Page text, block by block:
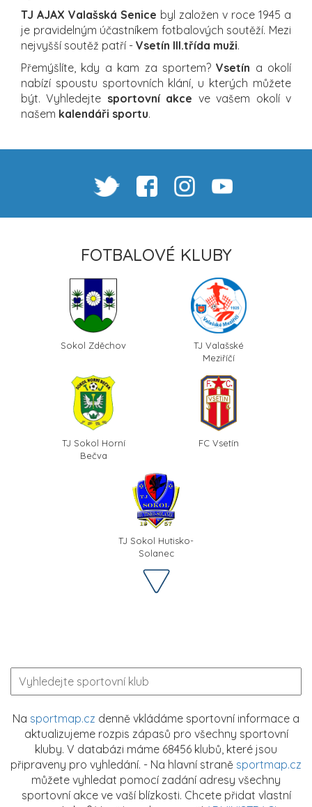
TJ AJAX Valašská Senice byl založen v roce 1945 a
je pravidelným účastníkem fotbalových soutěží. Mezi
nejvyšší soutěž patří - Vsetín III.třída muži.
Přemýšlíte, kdy a kam za sportem?Vsetín a okolí
nabízí spoustu sportovních klání, u kterých můžete
být. Vyhledejte sportovní akce ve vašem okolí v
našem kalendáři sportu.
FOTBALOVÉ KLUBY
Sokol Zděchov
TJ Valašské
Meziříčí
TJ Sokol Horní
Bečva
FC Vsetín
TJ Sokol Hutisko-
Solanec
Na sportmap.cz denně vkládáme sportovní informace a
aktualizujeme rozpis zápasů pro všechny sportovní
kluby. V databázi máme 68456 klubů, které jsou
připraveny pro vyhledání. - Na hlavní straně sportmap.cz
můžete vyhledat pomocí zadání adresy všechny
sportovní akce ve vaší blízkosti. Chcete přidat vlastní